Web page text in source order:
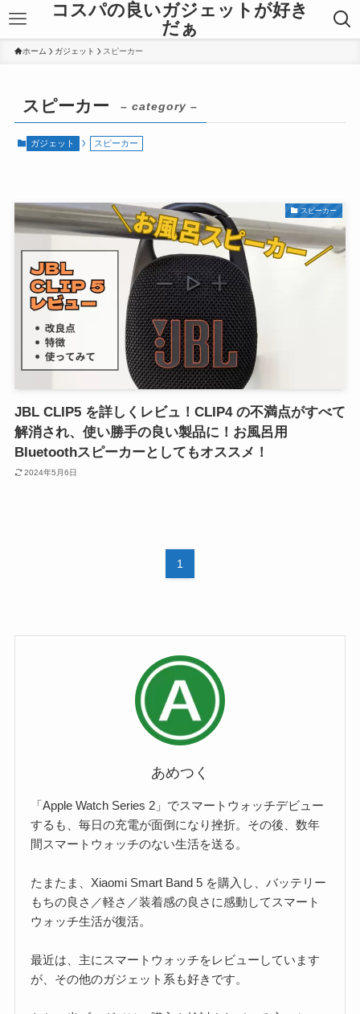
コスパの良いガジェットが好き
だぁ
ホーム ガジェット スピーカー
スピーカー – category –
ガジェット スピーカー
スピーカー
JBL CLIP5 を詳しくレビュ！CLIP4 の不満点がすべて
解消され、使い勝手の良い製品に！お風呂用
Bluetoothスピーカーとしてもオススメ！
2024年5月6日
1
あめつく
「Apple Watch Series 2」でスマートウォッチデビュー
するも、毎日の充電が面倒になり挫折。その後、数年
間スマートウォッチのない生活を送る。
たまたま、Xiaomi Smart Band 5 を購入し、バッテリー
もちの良さ／軽さ／装着感の良さに感動してスマート
ウォッチ生活が復活。
最近は、主にスマートウォッチをレビューしています
が、その他のガジェット系も好きです。